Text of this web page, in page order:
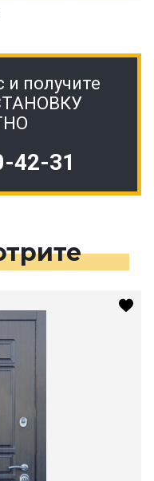
и получите
42-31